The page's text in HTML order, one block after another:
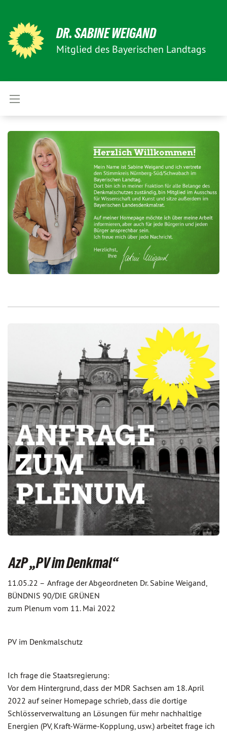
DR. SABINE WEIGAND
Mitglied des Bayerischen Landtags
AzP „PV im Denkmal“
11.05.22 – Anfrage der Abgeordneten Dr. Sabine Weigand,
BÜNDNIS 90/DIE GRÜNEN
zum Plenum vom 11. Mai 2022
PV im Denkmalschutz
Ich frage die Staatsregierung:
Vor dem Hintergrund, dass der MDR Sachsen am 18. April
2022 auf seiner Homepage schrieb, dass die dortige
Schlösserverwaltung an Lösungen für mehr nachhaltige
Energien (PV, Kraft-Wärme-Kopplung, usw.) arbeitet frage ich